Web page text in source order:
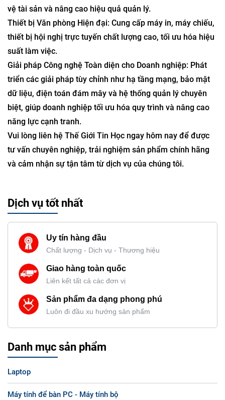
vệ tài sản và nâng cao hiệu quả quản lý.
Thiết bị Văn phòng Hiện đại: Cung cấp máy in, máy chiếu,
thiết bị hội nghị trực tuyến chất lượng cao, tối ưu hóa hiệu
suất làm việc.
Giải pháp Công nghệ Toàn diện cho Doanh nghiệp: Phát
triển các giải pháp tùy chỉnh như hạ tầng mạng, bảo mật
dữ liệu, điện toán đám mây và hệ thống quản lý chuyên
biệt, giúp doanh nghiệp tối ưu hóa quy trình và nâng cao
năng lực cạnh tranh.
Vui lòng liên hệ Thế Giới Tin Học ngay hôm nay để được
tư vấn chuyên nghiệp, trải nghiệm sản phẩm chính hãng
và cảm nhận sự tận tâm từ dịch vụ của chúng tôi.
Dịch vụ tốt nhất
Uy tín hàng đầu
Chất lượng - Dịch vụ - Thương hiệu
Giao hàng toàn quốc
Liên kết tất cả các đơn vị
Sản phẩm đa dạng phong phú
Luôn đi đầu xu hướng sản phẩm
Danh mục sản phẩm
Laptop
Máy tính để bàn PC - Máy tính bộ